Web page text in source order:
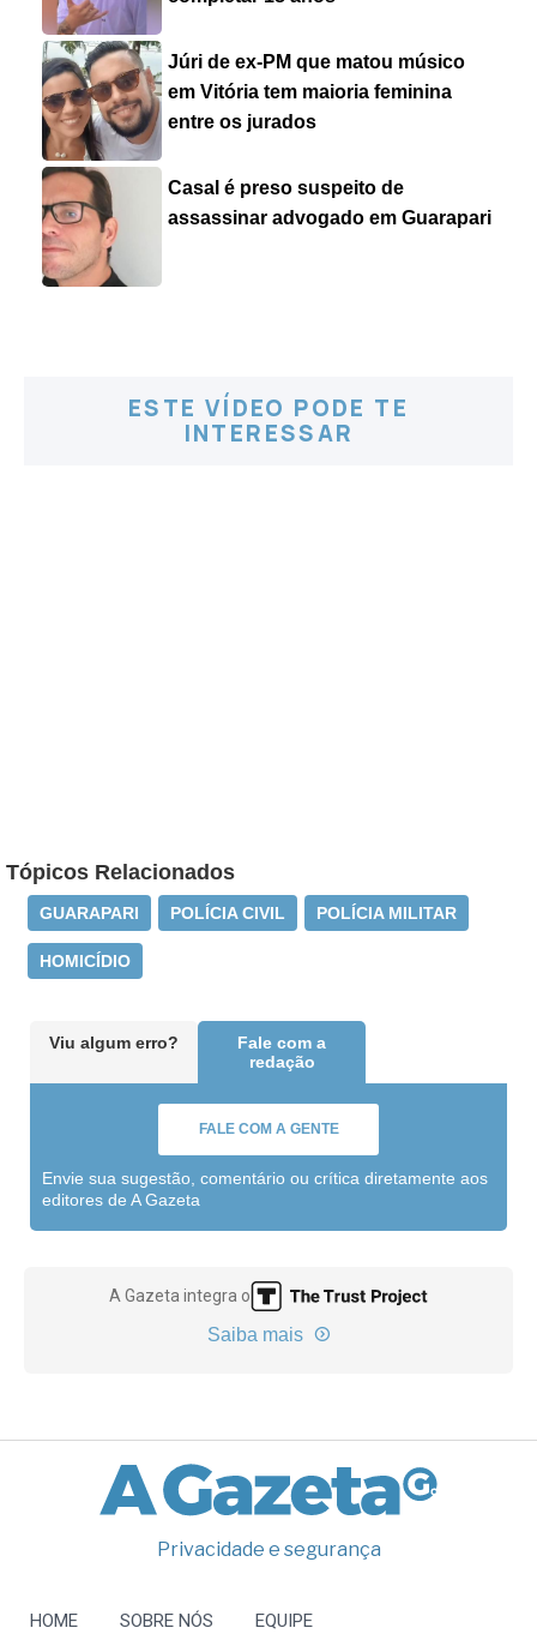
Júri de ex-PM que matou músico
em Vitória tem maioria feminina
entre os jurados
Casal é preso suspeito de
assassinar advogado em Guarapari
ESTE VÍDEO PODE TE
INTERESSAR
Tópicos Relacionados
GUARAPARI POLÍCIA CIVIL POLÍCIA MILITAR
HOMICÍDIO
Viu algum erro?
Fale com a
redação
FALE COM A GENTE
Envie sua sugestão, comentário ou crítica diretamente aos
editores de A Gazeta
A Gazeta integra o
Saiba mais
Privacidade e segurança
HOME SOBRE NÓS EQUIPE